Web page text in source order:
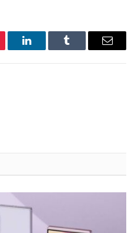
LinkedInTumblr Email